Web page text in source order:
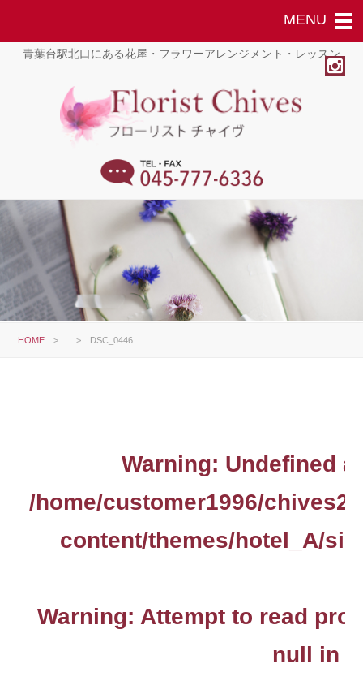
青葉台駅北口にある花屋・フラワーアレンジメント・レッスン
HOME > > DSC_0446
Warning: Undefined
/home/customer1996/
content/themes/hotel_A/
Warning: Attempt to read
null in